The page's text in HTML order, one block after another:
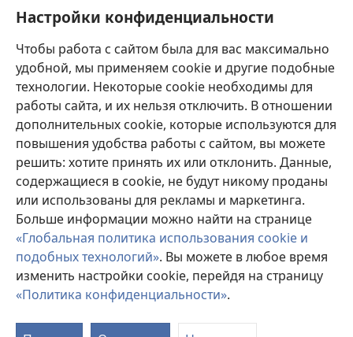
Настройки конфиденциальности
Чтобы работа с сайтом была для вас максимально
удобной, мы применяем cookie и другие подобные
технологии. Некоторые cookie необходимы для
работы сайта, и их нельзя отключить. В отношении
дополнительных cookie, которые используются для
повышения удобства работы с сайтом, вы можете
решить: хотите принять их или отклонить. Данные,
содержащиеся в cookie, не будут никому проданы
или использованы для рекламы и маркетинга.
Больше информации можно найти на странице
«Глобальная политика использования cookie и
подобных технологий». Вы можете в любое время
изменить настройки cookie, перейдя на страницу
«Политика конфиденциальности».
24 Потому что богатство не вечно
из поколения в поколение.
25 Зелёная трава исчезает, появляется новая,
И в горах собирают траву на корм для
скота.
26 Молодые бараны — тебе на одежду,
А козлы — на покупку поля.
27 И у тебя будет достаточно козьего молока
В пищу тебе и твоим домашним, а также
вдоволь еды для твоих служанок.
Назад
Далее